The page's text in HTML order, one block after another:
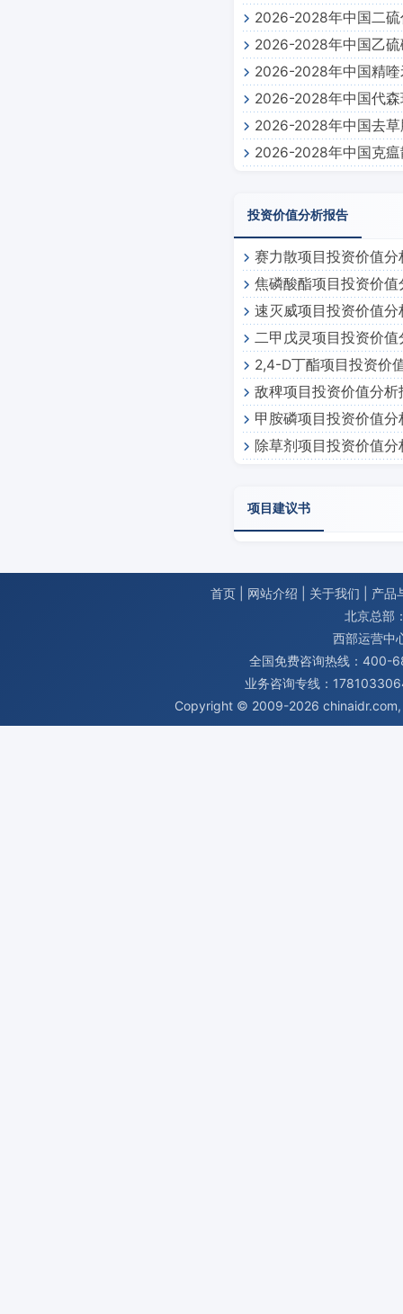
2026-2028年中国二
2026-2028年中国乙
2026-2028年中国精
2026-2028年中国代
2026-2028年中国去
2026-2028年中国克
投资价值分析报告
赛力散项目投资价值分
焦磷酸酯项目投资价值
速灭威项目投资价值分
二甲戊灵项目投资价值
2,4-D丁酯项目投资价
敌稗项目投资价值分析
甲胺磷项目投资价值分
除草剂项目投资价值分
项目建议书
首页 网站介绍 关于我们
产品
北京总部
西部运营中
全国免费咨询热线：400-
业务咨询专线：
Copyright © 2009-2026 chinaidr.com